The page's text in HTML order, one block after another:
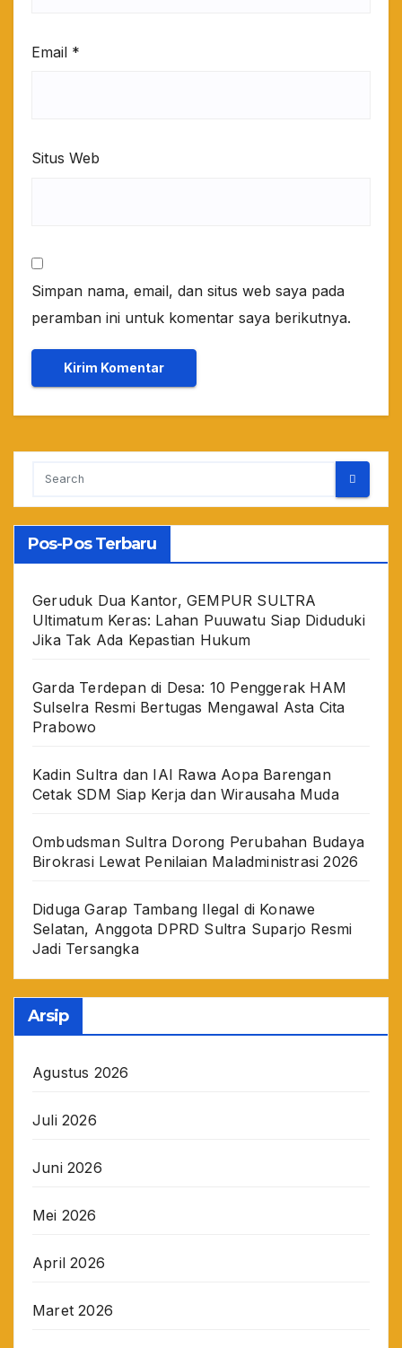
Email *
Situs Web
Simpan nama, email, dan situs web saya pada
peramban ini untuk komentar saya berikutnya.
Pos-Pos Terbaru
Geruduk Dua Kantor, GEMPUR SULTRA
Ultimatum Keras: Lahan Puuwatu Siap Diduduki
Jika Tak Ada Kepastian Hukum
Garda Terdepan di Desa: 10 Penggerak HAM
Sulselra Resmi Bertugas Mengawal Asta Cita
Prabowo
Kadin Sultra dan IAI Rawa Aopa Barengan
Cetak SDM Siap Kerja dan Wirausaha Muda
Ombudsman Sultra Dorong Perubahan Budaya
Birokrasi Lewat Penilaian Maladministrasi 2026
Diduga Garap Tambang Ilegal di Konawe
Selatan, Anggota DPRD Sultra Suparjo Resmi
Jadi Tersangka
Arsip
Agustus 2026
Juli 2026
Juni 2026
Mei 2026
April 2026
Maret 2026